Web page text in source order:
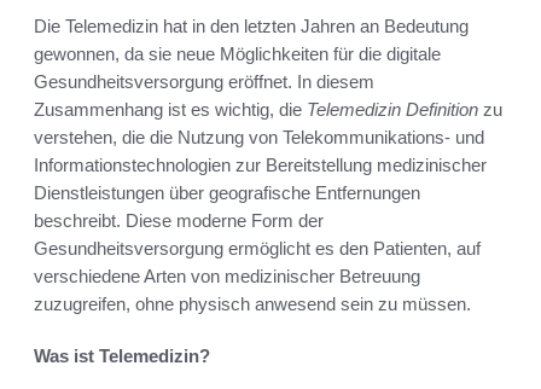
Die Telemedizin hat in den letzten Jahren an Bedeutung
gewonnen, da sie neue Möglichkeiten für die digitale
Gesundheitsversorgung eröffnet. In diesem
Zusammenhang ist es wichtig, die Telemedizin Definition zu
verstehen, die die Nutzung von Telekommunikations- und
Informationstechnologien zur Bereitstellung medizinischer
Dienstleistungen über geografische Entfernungen
beschreibt. Diese moderne Form der
Gesundheitsversorgung ermöglicht es den Patienten, auf
verschiedene Arten von medizinischer Betreuung
zuzugreifen, ohne physisch anwesend sein zu müssen.
Was ist Telemedizin?